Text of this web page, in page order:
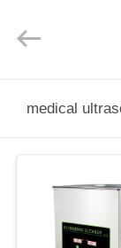
उत्पादों
Technology
limited.
medical